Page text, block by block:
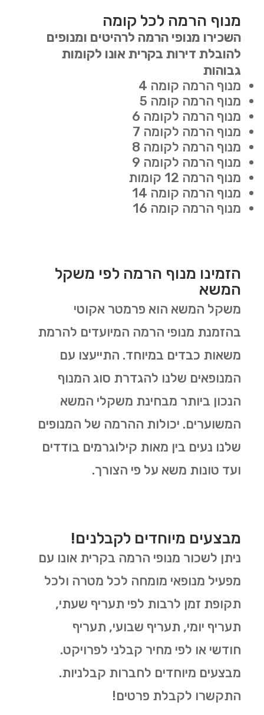
מנוף הרמה לכל קומה
השכירו מנופי הרמה לרהיטים ומנופים
להובלת דירות בקרית אונו לקומות
גבוהות
מנוף הרמה קומה 4
מנוף הרמה קומה 5
מנוף הרמה לקומה 6
מנוף הרמה לקומה 7
מנוף הרמה לקומה 8
מנוף הרמה לקומה 9
מנוף הרמה 12 קומות
מנוף הרמה קומה 14
מנוף הרמה קומה 16
הזמינו מנוף הרמה לפי משקל
המשא
משקל המשא הוא פרמטר אקוטי
בהזמנת מנופי הרמה המיועדים להרמת
משאות כבדים במיוחד. התייעצו עם
המנופאים שלנו להגדרת סוג המנוף
הנכון ביותר מבחינת משקלי המשא
המשוערים. יכולות ההרמה של המנופים
שלנו נעים בין מאות קילוגרמים בודדים
ועד טונות משא על פי הצורך.
מבצעים מיוחדים לקבלנים!
ניתן לשכור מנופי הרמה בקרית אונו עם
מפעיל מנופאי מומחה לכל מטרה ולכל
תקופת זמן לרבות לפי תעריף שעתי,
תעריף יומי, תעריף שבועי, תעריף
חודשי או לפי מחיר קבלני לפרויקט.
מבצעים מיוחדים לחברות קבלניות.
התקשרו לקבלת פרטים!